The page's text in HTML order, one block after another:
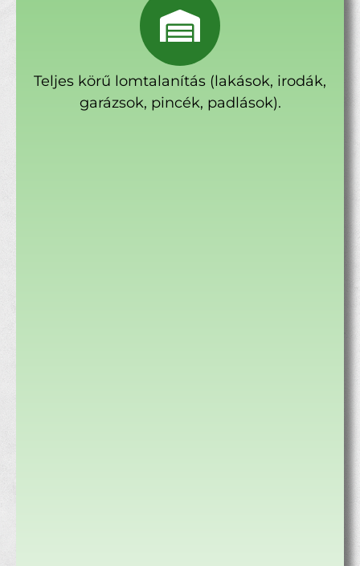
Teljes körű lomtalanítás (lakások, irodák,
garázsok, pincék, padlások).